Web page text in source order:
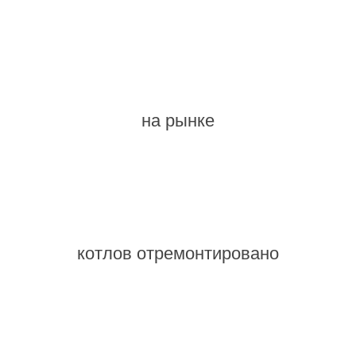
на рынке
котлов отремонтировано